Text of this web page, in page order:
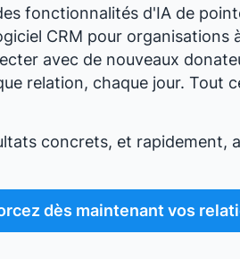
fonctionnalités d'IA de
CRM pour
avec de nouveaux
relation, chaque jour. Tout
concrets, et rapidement,
dès maintenant vos